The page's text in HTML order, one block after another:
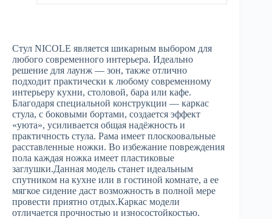
Стул NICOLE является шикарным выбором для
любого современного интерьера. Идеально
решение для лаунж — зон, также отлично
подходит практически к любому современному
интерьеру кухни, столовой, бара или кафе.
Благодаря специальной конструкции — каркас
стула, с боковыми бортами, создается эффект
«уюта», усиливается общая надёжность и
практичность стула. Рама имеет плоскоовальные
расставленные ножки. Во избежание повреждения
пола каждая ножка имеет пластиковые
заглушки.Данная модель станет идеальным
спутником на кухне или в гостиной комнате, а ее
мягкое сидение даст возможность в полной мере
провести приятно отдых.Каркас модели
отличается прочностью и износостойкостью.